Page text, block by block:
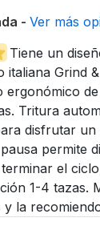
- Ver más
Tiene un
italiana Grind
ergonómico
Tritura
disfrutar
permite
el
1-4 tazas.
la